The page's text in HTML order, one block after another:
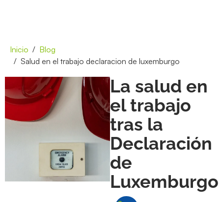
Inicio
Blog
Salud en el trabajo declaracion de luxemburgo
La salud en
el trabajo
tras la
Declaración
de
Luxemburgo